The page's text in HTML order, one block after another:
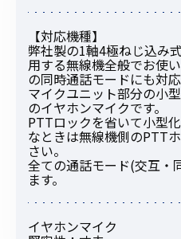
【対応機種】
弊社製の1軸4極ねじ込み
用する無線機全般でお使
の同時通話モードにも対応
マイクユニット部分の小
のイヤホンマイクです。
PTTロックを省いて小型
なときは無線機側のPTT
さい。
全ての通話モード(交互・
ます。
イヤホンマイク